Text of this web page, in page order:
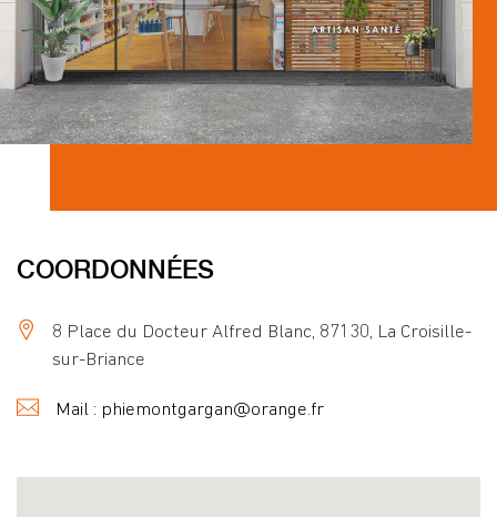
COORDONNÉES
8 Place du Docteur Alfred Blanc, 87130, La Croisille-
sur-Briance
Mail : phiemontgargan@orange.fr